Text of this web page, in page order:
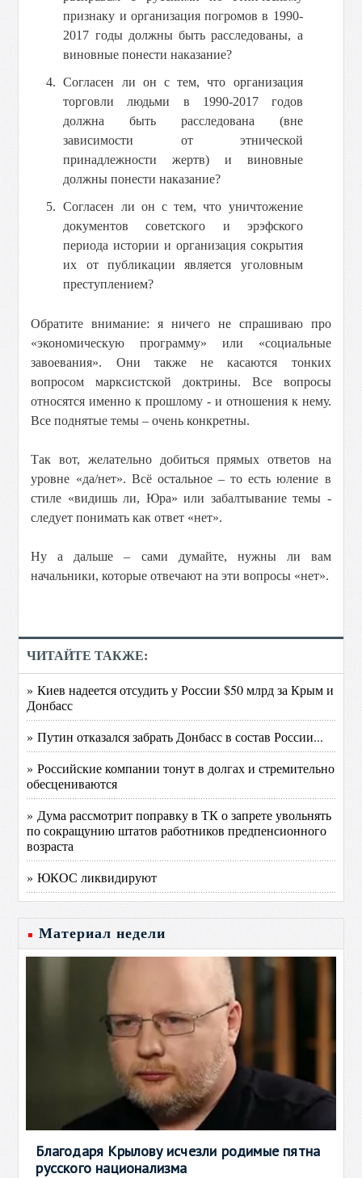
признаку и организация погромов в 1990-
2017 годы должны быть расследованы, а
виновные понести наказание?
Согласен ли он с тем, что организация
торговли людьми в 1990-2017 годов
должна быть расследована (вне
зависимости от этнической
принадлежности жертв) и виновные
должны понести наказание?
Согласен ли он с тем, что уничтожение
документов советского и эрэфского
периода истории и организация сокрытия
их от публикации является уголовным
преступлением?
Обратите внимание: я ничего не спрашиваю про
«экономическую программу» или «социальные
завоевания». Они также не касаются тонких
вопросом марксистской доктрины. Все вопросы
относятся именно к прошлому - и отношения к нему.
Все поднятые темы – очень конкретны.
Так вот, желательно добиться прямых ответов на
уровне «да/нет». Всё остальное – то есть юление в
стиле «видишь ли, Юра» или забалтывание темы -
следует понимать как ответ «нет».
Ну а дальше – сами думайте, нужны ли вам
начальники, которые отвечают на эти вопросы «нет».
ЧИТАЙТЕ ТАКЖЕ:
» Киев надеется отсудить у России $50 млрд за Крым и
Донбасс
» Путин отказался забрать Донбасс в состав России...
» Российские компании тонут в долгах и стремительно
обесцениваются
» Дума рассмотрит поправку в ТК о запрете увольнять
по сокращунию штатов работников предпенсионного
возраста
» ЮКОС ликвидируют
Материал недели
Благодаря Крылову исчезли родимые пятна
русского национализма